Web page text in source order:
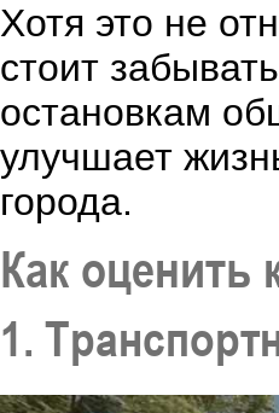
Хотя это не
стоит
остановкам
улучшает
города.
Как оценить
1.